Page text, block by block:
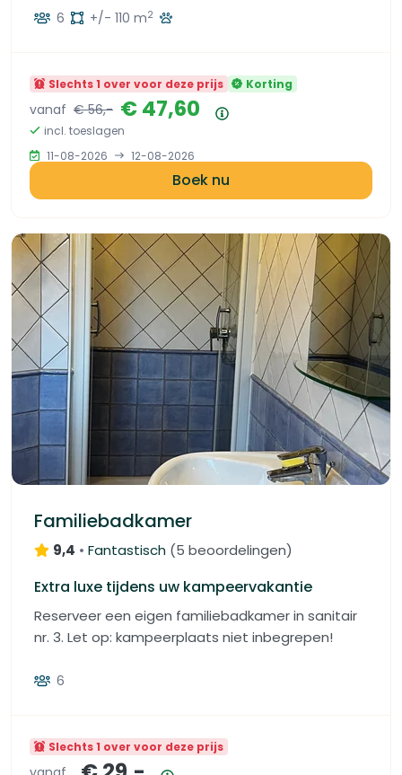
6 +/- 110 m2
Slechts 1 over voor deze prijs Korting
vanaf € 56,- € 47,60
incl. toeslagen
11-08-2026
12-08-2026
Boek nu
Familiebadkamer
9,4 • Fantastisch (5 beoordelingen)
Extra luxe tijdens uw kampeervakantie
Reserveer een eigen familiebadkamer in sanitair
nr. 3. Let op: kampeerplaats niet inbegrepen!
6
Slechts 1 over voor deze prijs